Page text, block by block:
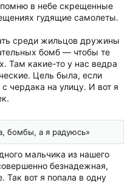
в небе скрещенные
гудящие самолеты.
среди жильцов дружины
бомб — чтобы те
Там какие-то у нас ведра
Цель была, если
чердака на улицу. И вот я
бомбы, а я радуюсь»
мальчика из нашего
безнадежная,
Так вот я попала в одну